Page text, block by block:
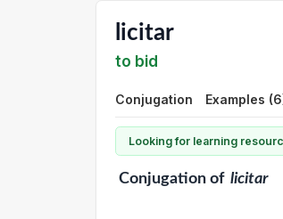
licitar
to bid
Conjugation Examples
Looking for learning
Conjugationof licitar